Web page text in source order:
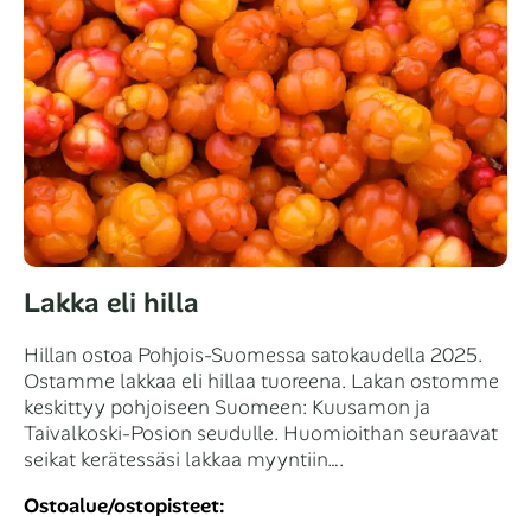
Lakka eli hilla
Hillan ostoa Pohjois-Suomessa satokaudella 2025.
Ostamme lakkaa eli hillaa tuoreena. Lakan ostomme
keskittyy pohjoiseen Suomeen: Kuusamon ja
Taivalkoski-Posion seudulle. Huomioithan seuraavat
seikat kerätessäsi lakkaa myyntiin….
Ostoalue/ostopisteet: